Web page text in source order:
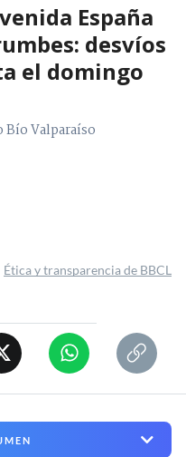
España
desvíos
el domingo
Bío Valparaíso
Ética y transparencia de BBCL